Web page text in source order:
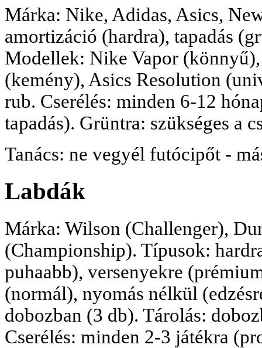
Márka: Nike, Adidas, Asics,
amortizáció (hardra), tapadás
Modellek: Nike Vapor
(kemény), Asics Resolution
rub. Cserélés: minden 6-12
tapadás). Grüntra: szükséges a
Tanács: ne vegyél futócipőt -
Labdák
Márka: Wilson (Challenger),
(Championship). Típusok:
puhaabb), versenyekre
(normál), nyomás nélkül
dobozban (3 db). Tárolás:
Cserélés: minden 2-3 játékra